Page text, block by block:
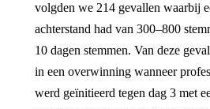
volgden we 214 gevallen waarbij
achterstand had van 300–800
10 dagen stemmen. Van deze
in een overwinning wanneer
werd geïnitieerd tegen dag 3 met